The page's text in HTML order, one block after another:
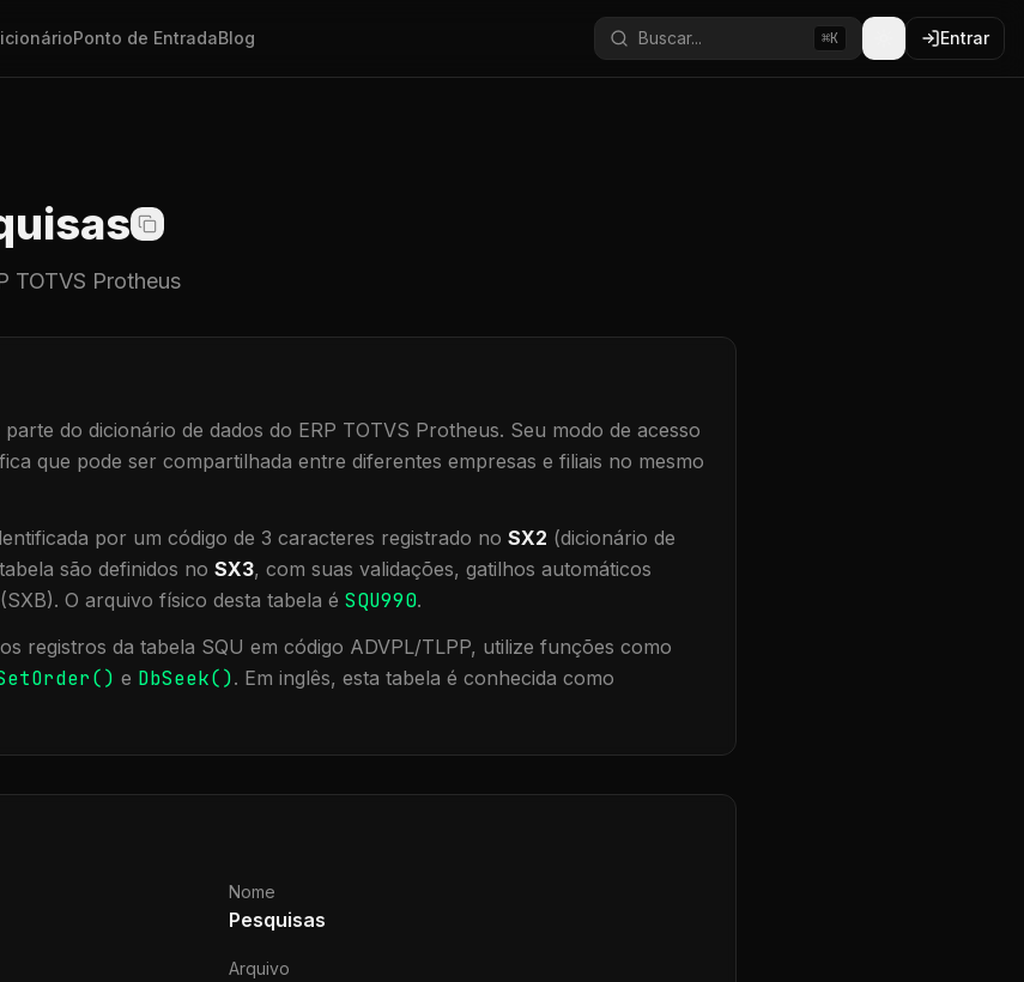
Ponto de EntradaBlog Buscar... ⌘K Entrar
TOTVS Protheus
do dicionário de dados do ERP TOTVS Protheus. Seu modo de acesso
que pode ser compartilhada entre diferentes empresas e filiais no mesmo
por um código de 3 caracteres registrado no SX2 (dicionário de
são definidos no SX3, com suas validações, gatilhos automáticos
O arquivo físico desta tabela é SQU990.
registros da tabela SQU em código ADVPL/TLPP, utilize funções como
e DbSeek(). Em inglês, esta tabela é conhecida como
Nome
Pesquisas
Arquivo